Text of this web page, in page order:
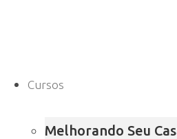
Cursos
Melhorando Seu